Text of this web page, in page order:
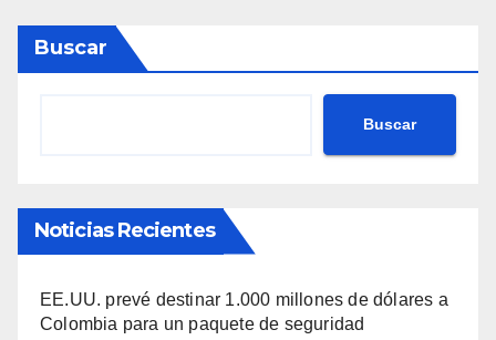
Buscar
Buscar
Noticias Recientes
EE.UU. prevé destinar 1.000 millones de dólares a
Colombia para un paquete de seguridad